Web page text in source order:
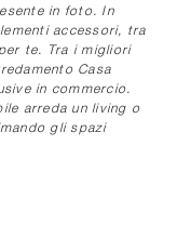
in foto. In
accessori, tra
te. Tra i migliori
Casa
in commercio.
arreda un living o
gli spazi